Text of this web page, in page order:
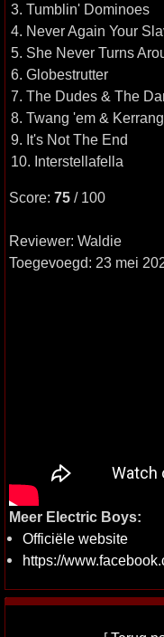
3. Tumblin' Dominoes
4. Never Again Your
5. She Never Turns
6. Globestrutter
7. The Dudes & The
8. Twang 'em &
9. It's Not The End
10. Interstellafella
Score: 75 / 100
Reviewer: Waldie
Toegevoegd: 23 mei
Meer Electric Boys:
Officiële website
https://